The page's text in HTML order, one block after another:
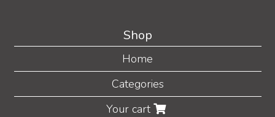
Shop
Home
Categories
Your cart